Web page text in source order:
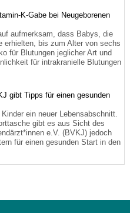
K-Gabe bei Neugeborenen
aufmerksam, dass Babys, die
erhielten, bis zum Alter von sechs
für Blutungen jeglicher Art und
für intrakranielle Blutungen
gibt Tipps für einen gesunden
ein neuer Lebensabschnitt.
gibt es aus Sicht des
e.V. (BVKJ) jedoch
für einen gesunden Start in den